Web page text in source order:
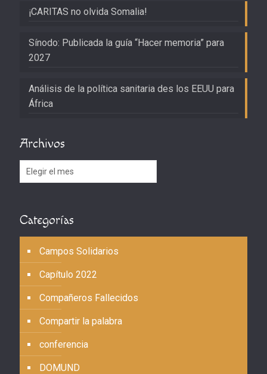
¡CARITAS no olvida Somalia!
Sínodo: Publicada la guía “Hacer memoria” para
2027
Análisis de la política sanitaria des los EEUU para
África
Archivos
Archivos
Categorías
Campos Solidarios
Capítulo 2022
Compañeros Fallecidos
Compartir la palabra
conferencia
DOMUND